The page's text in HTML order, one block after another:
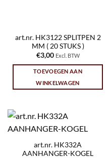
art.nr. HK3122 SPLITPEN 2
MM ( 20 STUKS )
€3,00 Excl. BTW
TOEVOEGEN AAN
WINKELWAGEN
art.nr. HK332A
AANHANGER-KOGEL